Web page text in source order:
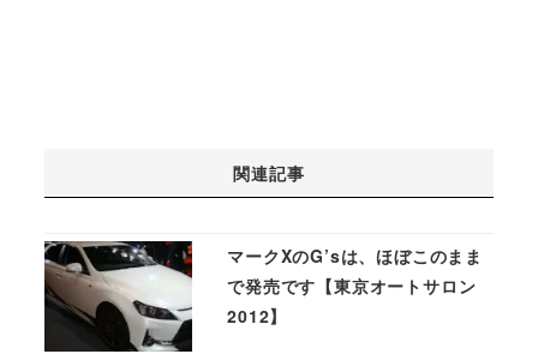
関連記事
マークXのG’sは、ほぼこのまま
で発売です【東京オートサロン
2012】